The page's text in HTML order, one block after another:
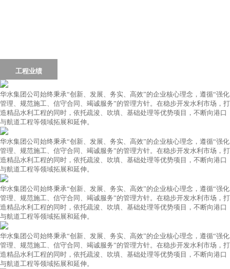
工程业绩
华水集团公司始终秉承“创新、发展、务实、高效”的企业核心理念，遵循“强化
管理、规范施工、信守合同、竭诚服务”的管理方针。在稳步开发水利市场，打
造精品水利工程的同时，依托疏浚、吹填、基础处理等优势项目，不断向港口
与航道工程等领域拓展和延伸。
华水集团公司始终秉承“创新、发展、务实、高效”的企业核心理念，遵循“强化
管理、规范施工、信守合同、竭诚服务”的管理方针。在稳步开发水利市场，打
造精品水利工程的同时，依托疏浚、吹填、基础处理等优势项目，不断向港口
与航道工程等领域拓展和延伸。
华水集团公司始终秉承“创新、发展、务实、高效”的企业核心理念，遵循“强化
管理、规范施工、信守合同、竭诚服务”的管理方针。在稳步开发水利市场，打
造精品水利工程的同时，依托疏浚、吹填、基础处理等优势项目，不断向港口
与航道工程等领域拓展和延伸。
华水集团公司始终秉承“创新、发展、务实、高效”的企业核心理念，遵循“强化
管理、规范施工、信守合同、竭诚服务”的管理方针。在稳步开发水利市场，打
造精品水利工程的同时，依托疏浚、吹填、基础处理等优势项目，不断向港口
与航道工程等领域拓展和延伸。